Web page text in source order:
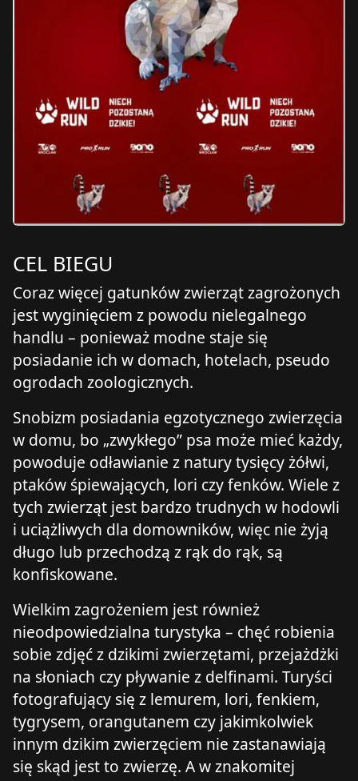
CEL BIEGU
Coraz więcej gatunków zwierząt zagrożonych
jest wyginięciem z powodu nielegalnego
handlu – ponieważ modne staje się
posiadanie ich w domach, hotelach, pseudo
ogrodach zoologicznych.
Snobizm posiadania egzotycznego zwierzęcia
w domu, bo „zwykłego” psa może mieć każdy,
powoduje odławianie z natury tysięcy żółwi,
ptaków śpiewających, lori czy fenków. Wiele z
tych zwierząt jest bardzo trudnych w hodowli
i uciążliwych dla domowników, więc nie żyją
długo lub przechodzą z rąk do rąk, są
konfiskowane.
Wielkim zagrożeniem jest również
nieodpowiedzialna turystyka – chęć robienia
sobie zdjęć z dzikimi zwierzętami, przejażdżki
na słoniach czy pływanie z delfinami. Turyści
fotografujący się z lemurem, lori, fenkiem,
tygrysem, orangutanem czy jakimkolwiek
innym dzikim zwierzęciem nie zastanawiają
się skąd jest to zwierzę. A w znakomitej